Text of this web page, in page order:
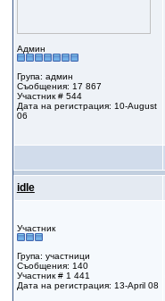
Админ
Група: админ
Съобщения: 17 867
Участник # 544
Дата на регистрация: 10-August
06
idle
Участник
Група: участници
Съобщения: 140
Участник # 1 441
Дата на регистрация: 13-April 08